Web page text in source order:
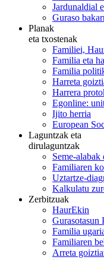
Jardunaldial
Guraso
Planak
eta txostenak
Familiei,
Familia eta
Familia
Harreta
Harrera
Egonline:
Ijito herria
European
Laguntzak eta
dirulaguntzak
Seme-
Familiaren
Uztartze-
Kalkulatu
Zerbitzuak
HaurEkin
Gurasotasun
Familia
Familiaren
Arreta